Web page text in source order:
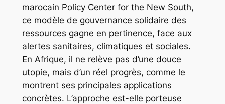
marocain Policy Center for the New South,
ce modèle de gouvernance solidaire des
ressources gagne en pertinence, face aux
alertes sanitaires, climatiques et sociales.
En Afrique, il ne relève pas d’une douce
utopie, mais d’un réel progrès, comme le
montrent ses principales applications
concrètes. L’approche est-elle porteuse